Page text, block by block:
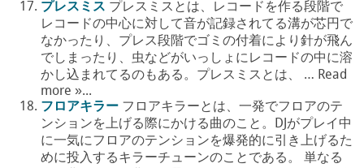
プレスミス プレスミスとは、レコードを作る段階で
レコードの中心に対して音が記録されてる溝が芯円で
なかったり、プレス段階でゴミの付着により針が飛ん
でしまったり、虫などがいっしょにレコードの中に溶
かし込まれてるのもある。プレスミスとは、 … Read
more »...
フロアキラー フロアキラーとは、一発でフロアのテ
ンションを上げる際にかける曲のこと。DJがプレイ中
に一気にフロアのテンションを爆発的に引き上げるた
めに投入するキラーチューンのことである。 単なる